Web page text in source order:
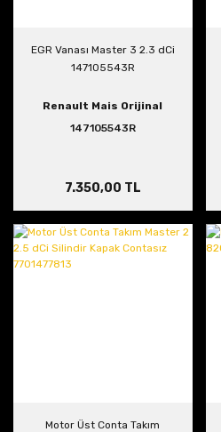
EGR Vanası Master 3 2.3 dCi
147105543R
Renault Mais Orijinal
147105543R
7.350,00 TL
Motor Üst Conta Takım